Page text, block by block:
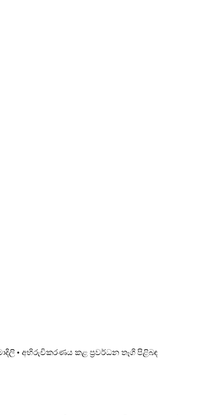
• අභිරුචිකරණය කළ ප්‍රවර්ධන තෑගි පිළිබඳ